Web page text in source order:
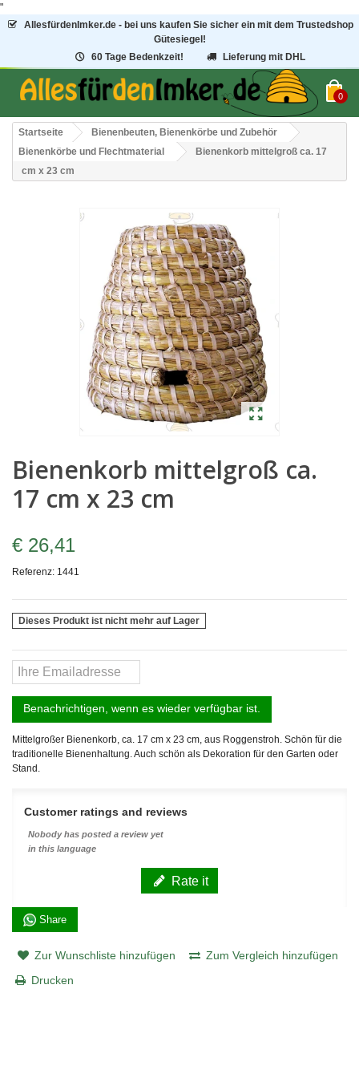
"
AllesfürdenImker.de - bei uns kaufen Sie sicher ein mit dem Trustedshop
Gütesiegel!
60 Tage Bedenkzeit!
Lieferung mit DHL
0
Startseite
Bienenbeuten, Bienenkörbe und Zubehör
Bienenkörbe und Flechtmaterial
Bienenkorb mittelgroß ca. 17
cm x 23 cm
Bienenkorb mittelgroß ca.
17 cm x 23 cm
€ 26,41
Referenz: 1441
Dieses Produkt ist nicht mehr auf Lager
Benachrichtigen, wenn es wieder verfügbar ist.
Mittelgroßer Bienenkorb, ca. 17 cm x 23 cm, aus Roggenstroh. Schön für die
traditionelle Bienenhaltung. Auch schön als Dekoration für den Garten oder
Stand.
Customer ratings and reviews
Nobody has posted a review yet
in this language
Rate it
Share
Zur Wunschliste hinzufügen
Zum Vergleich hinzufügen
Drucken